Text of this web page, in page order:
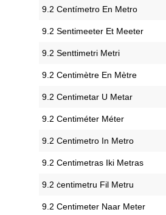
‎9.2 Centímetro En Metro
‎9.2 Sentimeeter Et Meeter
‎9.2 Senttimetri Metri
‎9.2 Centimètre En Mètre
‎9.2 Centimetar U Metar
‎9.2 Centiméter Méter
‎9.2 Centimetro In Metro
‎9.2 Centimetras Iki Metras
‎9.2 ċentimetru Fil Metru
‎9.2 Centimeter Naar Meter